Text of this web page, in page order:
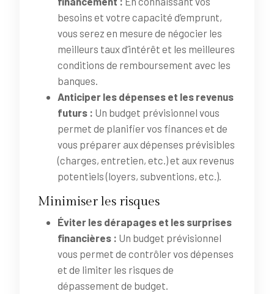
besoins et votre capacité d’emprunt,
vous serez en mesure de négocier les
meilleurs taux d’intérêt et les meilleures
conditions de remboursement avec les
banques.
Anticiper les dépenses et les revenus
futurs : Un budget prévisionnel vous
permet de planifier vos finances et de
vous préparer aux dépenses prévisibles
(charges, entretien, etc.) et aux revenus
potentiels (loyers, subventions, etc.).
Minimiser les risques
Éviter les dérapages et les surprises
financières : Un budget prévisionnel
vous permet de contrôler vos dépenses
et de limiter les risques de
dépassement de budget.